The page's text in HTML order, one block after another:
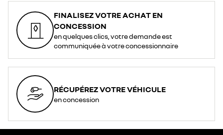
FINALISEZ VOTRE ACHAT EN
CONCESSION
en quelques clics, votre demande est
communiquée à votre concessionnaire
RÉCUPÉREZ VOTRE VÉHICULE
en concession